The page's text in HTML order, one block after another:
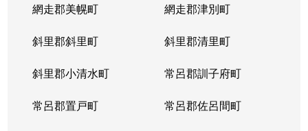
網走郡美幌町 網走郡津別町
斜里郡斜里町 斜里郡清里町
斜里郡小清水町 常呂郡訓子府町
常呂郡置戸町 常呂郡佐呂間町